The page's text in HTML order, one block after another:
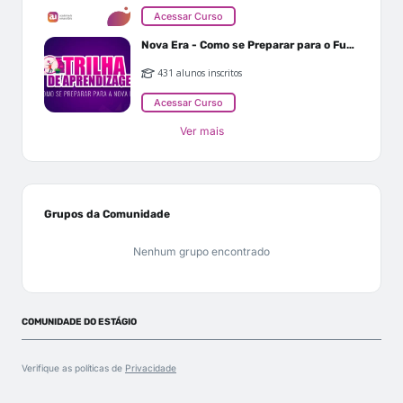
Acessar Curso
Nova Era - Como se Preparar para o Futuro
431 alunos inscritos
Acessar Curso
Ver mais
Grupos da Comunidade
Nenhum grupo encontrado
COMUNIDADE DO ESTÁGIO
Verifique as políticas de Privacidade